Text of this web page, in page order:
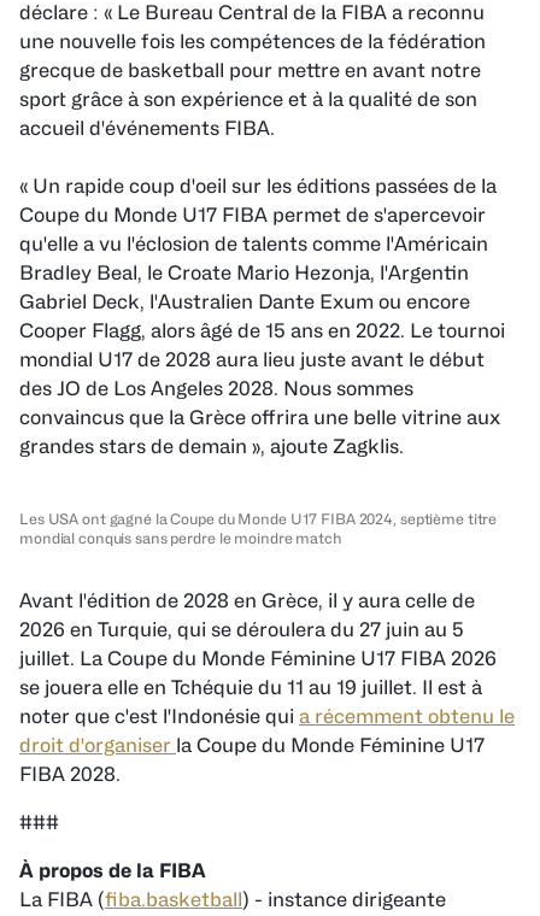
déclare : « Le Bureau Central de la FIBA a reconnu
une nouvelle fois les compétences de la fédération
grecque de basketball pour mettre en avant notre
sport grâce à son expérience et à la qualité de son
accueil d'événements FIBA.
« Un rapide coup d'oeil sur les éditions passées de la
Coupe du Monde U17 FIBA permet de s'apercevoir
qu'elle a vu l'éclosion de talents comme l'Américain
Bradley Beal, le Croate Mario Hezonja, l'Argentin
Gabriel Deck, l'Australien Dante Exum ou encore
Cooper Flagg, alors âgé de 15 ans en 2022. Le tournoi
mondial U17 de 2028 aura lieu juste avant le début
des JO de Los Angeles 2028. Nous sommes
convaincus que la Grèce offrira une belle vitrine aux
grandes stars de demain », ajoute Zagklis.
Les USA ont gagné la Coupe du Monde U17 FIBA 2024, septième titre
mondial conquis sans perdre le moindre match
Avant l'édition de 2028 en Grèce, il y aura celle de
2026 en Turquie, qui se déroulera du 27 juin au 5
juillet. La Coupe du Monde Féminine U17 FIBA 2026
se jouera elle en Tchéquie du 11 au 19 juillet. Il est à
noter que c'est l'Indonésie qui a récemment obtenu le
droit d'organiser la Coupe du Monde Féminine U17
FIBA 2028.
###
À propos de la FIBA
La FIBA (fiba.basketball) - instance dirigeante